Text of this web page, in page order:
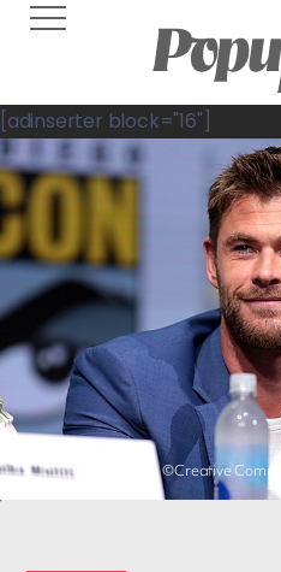
[adinserter block="16"]
©Creative